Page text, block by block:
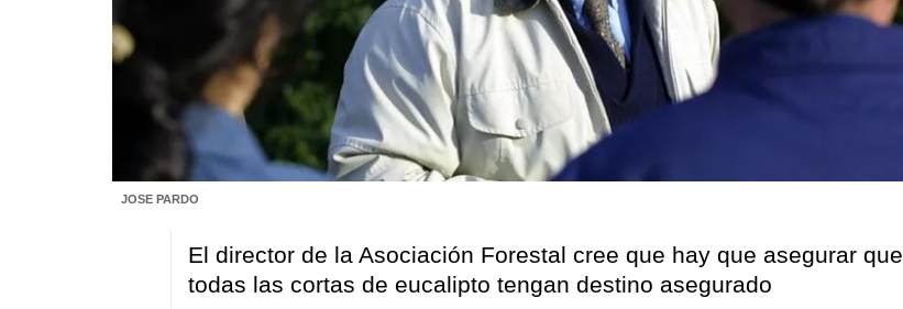
JOSE PARDO
El director de la Asociación Forestal cree que hay que asegurar que
todas las cortas de eucalipto tengan destino asegurado